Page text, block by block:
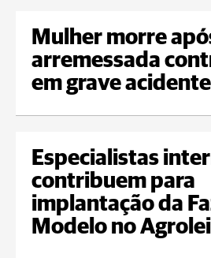
Mulher morre
arremessada
em grave
Especialistas
contribuem para
implantação da
Modelo no